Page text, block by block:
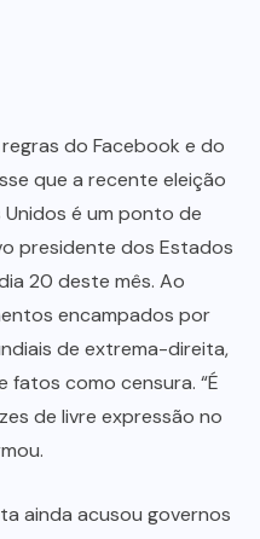
do Facebook e do
que a recente eleição
é um ponto de
presidente dos Estados
20 deste mês. Ao
encampados por
de extrema-direita,
fatos como censura. “É
de livre expressão no
ainda acusou governos